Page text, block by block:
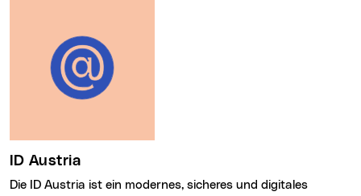
ID Austria
Die ID Austria ist ein modernes, sicheres und digitales